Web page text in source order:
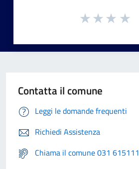
Contatta il comune
Leggi le domande frequenti
Richiedi Assistenza
Chiama il comune 031 615111